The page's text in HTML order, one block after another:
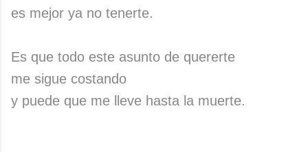
es mejor ya no tenerte.
Es que todo este asunto de quererte
me sigue costando
y puede que me lleve hasta la muerte.